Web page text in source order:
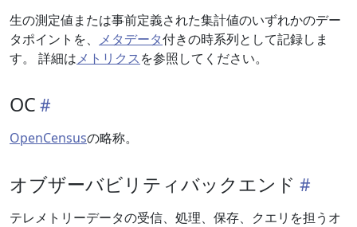
生の測定値または事前定義された集計値のいずれかのデー
タポイントを、 メタデータ付きの時系列として記録しま
す。 詳細はメトリクスを参照してください。
OC
OpenCensusの略称。
オブザーバビリティバックエンド
テレメトリーデータの受信、処理、保存、クエリを担うオ